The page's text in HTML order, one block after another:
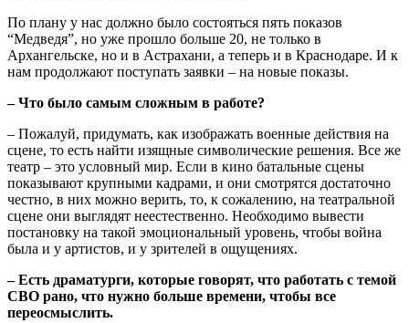
По плану у нас должно было состояться пять показов
“Медведя”, но уже прошло больше 20, не только в
Архангельске, но и в Астрахани, а теперь и в Краснодаре. И к
нам продолжают поступать заявки – на новые показы.
– Что было самым сложным в работе?
– Пожалуй, придумать, как изображать военные действия на
сцене, то есть найти изящные символические решения. Все же
театр – это условный мир. Если в кино батальные сцены
показывают крупными кадрами, и они смотрятся достаточно
честно, в них можно верить, то, к сожалению, на театральной
сцене они выглядят неестественно. Необходимо вывести
постановку на такой эмоциональный уровень, чтобы война
была и у артистов, и у зрителей в ощущениях.
– Есть драматурги, которые говорят, что работать с темой
СВО рано, что нужно больше времени, чтобы все
переосмыслить.